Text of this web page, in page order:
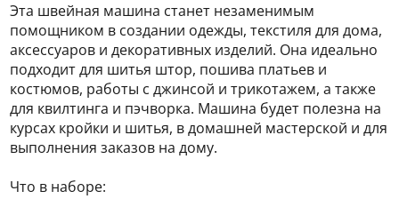
Эта швейная машина станет незаменимым
помощником в создании одежды, текстиля для дома,
аксессуаров и декоративных изделий. Она идеально
подходит для шитья штор, пошива платьев и
костюмов, работы с джинсой и трикотажем, а также
для квилтинга и пэчворка. Машина будет полезна на
курсах кройки и шитья, в домашней мастерской и для
выполнения заказов на дому.
Что в наборе: